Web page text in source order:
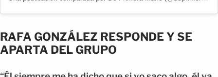
RAFA GONZÁLEZ RESPONDE Y SE
APARTA DEL GRUPO